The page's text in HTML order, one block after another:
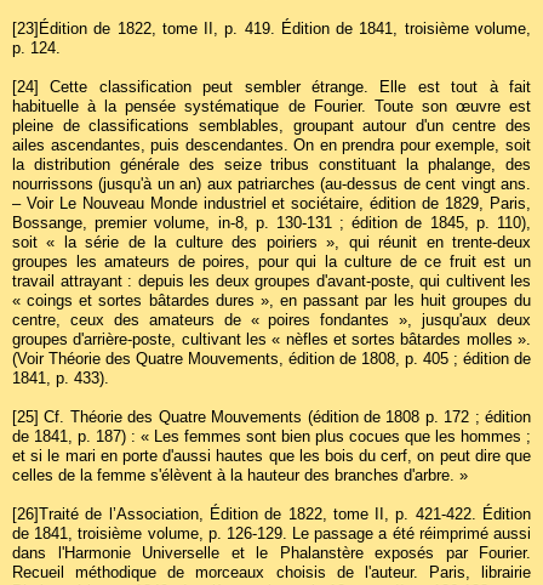
[23] Édition de 1822, tome II, p. 419. Édition de 1841, troisième volume,
p. 124.
[24]
Cette classification peut sembler étrange. Elle est tout à fait
habituelle à la pensée systématique de Fourier. Toute son œuvre est
pleine de classifications semblables, groupant autour d'un centre des
ailes ascendantes, puis descendantes. On en prendra pour exemple, soit
la distribution générale des seize tribus constituant la phalange, des
nourrissons (jusqu'à un an) aux patriarches (au-dessus de cent vingt ans.
– Voir Le Nouveau Monde industriel et sociétaire, édition de 1829, Paris,
Bossange, premier volume, in-8, p. 130-131 ; édition de 1845, p. 110),
soit « la série de la culture des poiriers », qui réunit en trente-deux
groupes les amateurs de poires, pour qui la culture de ce fruit est un
travail attrayant : depuis les deux groupes d'avant-poste, qui cultivent les
« coings et sortes bâtardes dures », en passant par les huit groupes du
centre, ceux des amateurs de « poires fondantes », jusqu'aux deux
groupes d'arrière-poste, cultivant les « nèfles et sortes bâtardes molles ».
(Voir Théorie des Quatre Mouvements, édition de 1808, p. 405 ; édition de
1841, p. 433).
[25] Cf. Théorie des Quatre Mouvements (édition de 1808 p. 172 ; édition
de 1841, p. 187) : « Les femmes sont bien plus cocues que les hommes ;
et si le mari en porte d'aussi hautes que les bois du cerf, on peut dire que
celles de la femme s'élèvent à la hauteur des branches d'arbre. »
[26]Traité de l’Association, Édition de 1822, tome II, p. 421-422. Édition
de 1841, troisième volume, p. 126-129. Le passage a été réimprimé aussi
dans l'Harmonie Universelle et le Phalanstère exposés par Fourier.
Recueil méthodique de morceaux choisis de l'auteur. Paris, librairie